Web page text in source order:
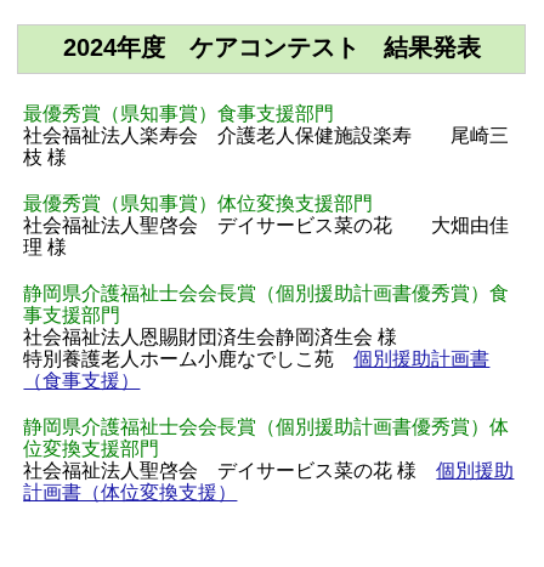
2024年度 ケアコンテスト 結果発表
最優秀賞（県知事賞）食事支援部門
社会福祉法人楽寿会 介護老人保健施設楽寿 尾崎三
枝 様
最優秀賞（県知事賞）体位変換支援部門
社会福祉法人聖啓会 デイサービス菜の花 大畑由佳
理 様
静岡県介護福祉士会会長賞（個別援助計画書優秀賞）食
事支援部門
社会福祉法人恩賜財団済生会静岡済生会 様
特別養護老人ホーム小鹿なでしこ苑個別援助計画書
（食事支援）
静岡県介護福祉士会会長賞（個別援助計画書優秀賞）体
位変換支援部門
社会福祉法人聖啓会 デイサービス菜の花 様個別援助
計画書（体位変換支援）